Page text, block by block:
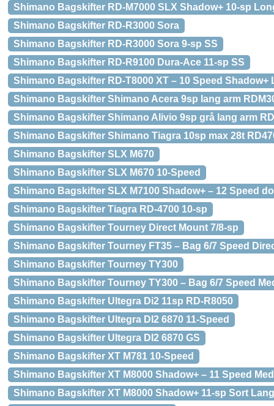
Shimano Bagskifter RD-M7000 SLX Shadow+ 10-sp
Shimano Bagskifter RD-R3000 Sora
Shimano Bagskifter RD-R3000 Sora 9-sp SS
Shimano Bagskifter RD-R9100 Dura-Ace 11-sp SS
Shimano Bagskifter RD-T8000 XT – 10 Speed Shadow+
Shimano Bagskifter Shimano Acera 9sp lang arm
Shimano Bagskifter Shimano Alivio 9sp grå lang arm
Shimano Bagskifter Shimano Tiagra 10sp max 28t
Shimano Bagskifter SLX M670
Shimano Bagskifter SLX M670 10-Speed
Shimano Bagskifter SLX M7100 Shadow+ – 12 Speed
Shimano Bagskifter Tiagra RD-4700 10-sp
Shimano Bagskifter Tourney Direct Mount 7/8-sp
Shimano Bagskifter Tourney FT35 – Bag 6/7 Speed
Shimano Bagskifter Tourney TY300
Shimano Bagskifter Tourney TY300 – Bag 6/7 Speed
Shimano Bagskifter Ultegra Di2 11sp RD-R8050
Shimano Bagskifter Ultegra DI2 6870 11-Speed
Shimano Bagskifter Ultegra DI2 6870 GS
Shimano Bagskifter XT M781 10-Speed
Shimano Bagskifter XT M8000 Shadow+ – 11 Speed
Shimano Bagskifter XT M8000 Shadow+ 11-sp Sort